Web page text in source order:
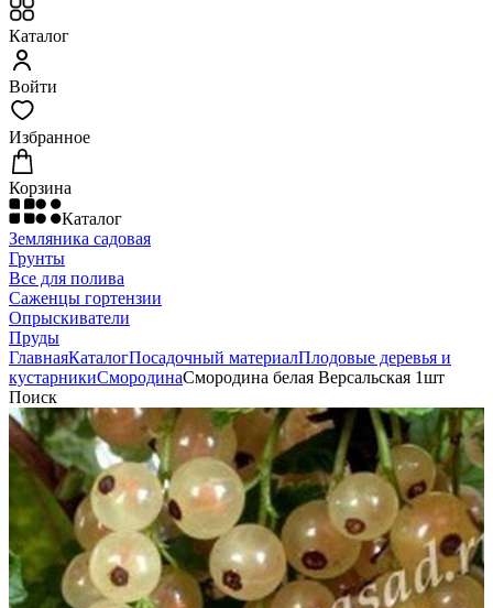
Каталог
Войти
Избранное
Корзина
Каталог
Земляника садовая
Грунты
Все для полива
Саженцы гортензии
Опрыскиватели
Пруды
ГлавнаяКаталогПосадочный материалПлодовые деревья и
кустарникиСмородинаСмородина белая Версальская 1шт
Поиск